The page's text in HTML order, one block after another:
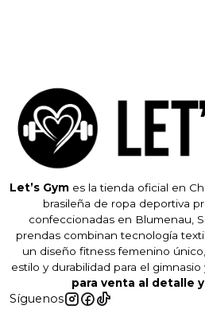
Let’s Gym es la tienda oficial en
brasileña de ropa deportiva
confeccionadas en Blumenau,
prendas combinan tecnología
un diseño fitness femenino
estilo y durabilidad para el gimnasio
para venta al detalle
Síguenos